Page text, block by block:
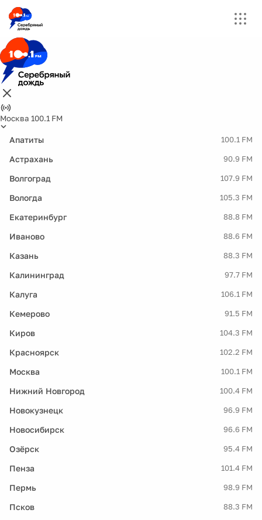
Москва 100.1 FM
Апатиты 100.1 FM
Астрахань 90.9 FM
Волгоград 107.9 FM
Вологда 105.3 FM
Екатеринбург 88.8 FM
Иваново 88.6 FM
Казань 88.3 FM
Калининград 97.7 FM
Калуга 106.1 FM
Кемерово 91.5 FM
Киров 104.3 FM
Красноярск 102.2 FM
Москва 100.1 FM
Нижний Новгород 100.4 FM
Новокузнецк 96.9 FM
Новосибирск 96.6 FM
Озёрск 95.4 FM
Пенза 101.4 FM
Пермь 98.9 FM
Псков 88.3 FM